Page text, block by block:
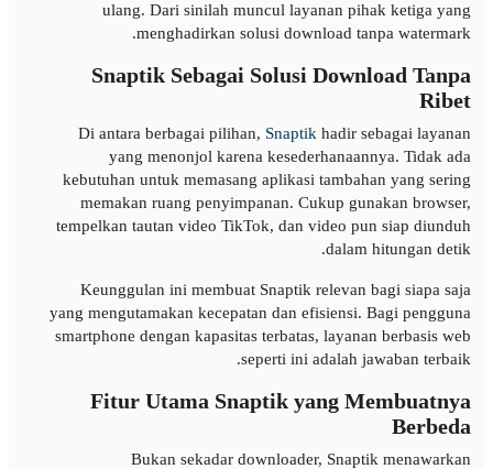
ulang. Dari sinilah muncul layanan pihak ketiga yang
menghadirkan solusi download tanpa watermark.
Snaptik Sebagai Solusi Download Tanpa
Ribet
Di antara berbagai pilihan, Snaptik hadir sebagai layanan
yang menonjol karena kesederhanaannya. Tidak ada
kebutuhan untuk memasang aplikasi tambahan yang sering
memakan ruang penyimpanan. Cukup gunakan browser,
tempelkan tautan video TikTok, dan video pun siap diunduh
dalam hitungan detik.
Keunggulan ini membuat Snaptik relevan bagi siapa saja
yang mengutamakan kecepatan dan efisiensi. Bagi pengguna
smartphone dengan kapasitas terbatas, layanan berbasis web
seperti ini adalah jawaban terbaik.
Fitur Utama Snaptik yang Membuatnya
Berbeda
Bukan sekadar downloader, Snaptik menawarkan